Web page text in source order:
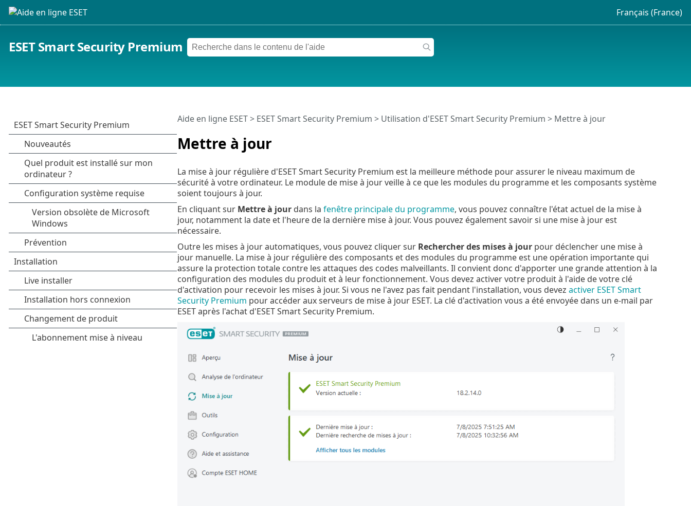
Français (France)
ESET Smart Security Premium
Mettre à jour
Aide en ligne ESET> ESET Smart Security Premium > Utilisation d'ESET Smart Security Premium > Mettre à jour
La mise à jour régulière d'ESET Smart Security Premium est la meilleure méthode pour assurer le niveau maximum de
sécurité à votre ordinateur. Le module de mise à jour veille à ce que les modules du programme et les composants système
soient toujours à jour.
En cliquant sur Mettre à jourdans la fenêtre principale du programme, vous pouvez connaître l'état actuel de la mise à
jour, notamment la date et l'heure de la dernière mise à jour. Vous pouvez également savoir si une mise à jour est
nécessaire.
Outre les mises à jour automatiques, vous pouvez cliquer sur Rechercher des mises à jourpour déclencher une mise à
jour manuelle. La mise à jour régulière des composants et des modules du programme est une opération importante qui
assure la protection totale contre les attaques des codes malveillants. Il convient donc d'apporter une grande attention à la
configuration des modules du produit et à leur fonctionnement. Vous devez activer votre produit à l'aide de votre clé
d'activation pour recevoir les mises à jour. Si vous ne l'avez pas fait pendant l'installation, vous devez activer ESET Smart
Security Premium pour accéder aux serveurs de mise à jour ESET. La clé d'activation vous a été envoyée dans un e-mail par
ESET après l'achat d'ESET Smart Security Premium.